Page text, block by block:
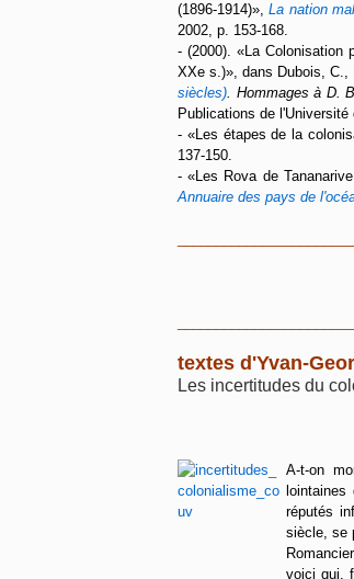
(1896-1914)»,La nation
2002, p. 153-168.
-(2000). «La
XXe s.)», dans Dubois,
siècles). Hommages à D.
Publications de
- «Les étapes de la
137-150.
-«Les Rova de
Annuaire des pays de
textes d'Yvan-
Les incertitudes du
A-t-on
réputés
siècle, se
voici qui,